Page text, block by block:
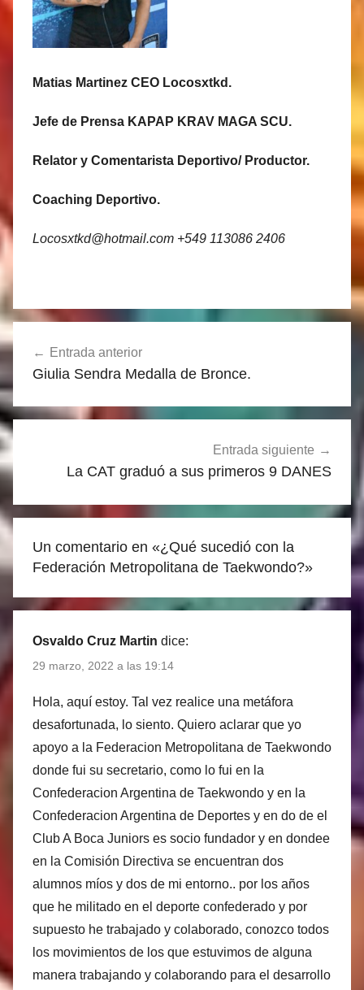
Matias Martinez CEO Locosxtkd.
Jefe de Prensa KAPAP KRAV MAGA SCU.
Relator y Comentarista Deportivo/ Productor.
Coaching Deportivo.
Locosxtkd@hotmail.com +549 113086 2406
Navegación
de
entradas
Entrada anterior
Giulia Sendra Medalla de Bronce.
Entrada siguiente
La CAT graduó a sus primeros 9 DANES
Un comentario en «¿Qué sucedió con la
Federación Metropolitana de Taekwondo?»
Osvaldo Cruz Martin dice:
29 marzo, 2022 a las 19:14
Hola, aquí estoy. Tal vez realice una metáfora
desafortunada, lo siento. Quiero aclarar que yo
apoyo a la Federacion Metropolitana de Taekwondo
donde fui su secretario, como lo fui en la
Confederacion Argentina de Taekwondo y en la
Confederacion Argentina de Deportes y en do de el
Club A Boca Juniors es socio fundador y en dondee
en la Comisión Directiva se encuentran dos
alumnos míos y dos de mi entorno.. por los años
que he militado en el deporte confederado y por
supuesto he trabajado y colaborado, conozco todos
los movimientos de los que estuvimos de alguna
manera trabajando y colaborando para el desarrollo